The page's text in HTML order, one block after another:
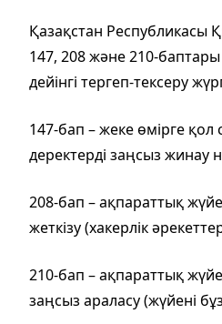
Қазақстан Республикасы
147, 208 және 210-
дейінгі тергеп-тексеру
147-бап – жеке өмірге қол
деректерді заңсыз жинау
208-бап – ақпараттық
жеткізу (хакерлік
210-бап – ақпараттық
заңсыз араласу (жүйені